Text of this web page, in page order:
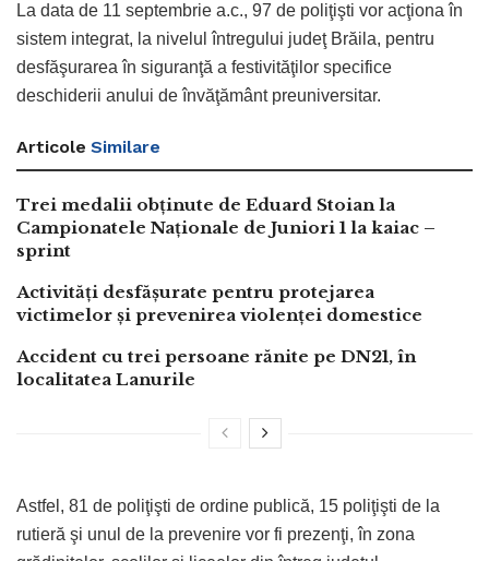
La data de 11 septembrie a.c., 97 de poliţişti vor acţiona în
sistem integrat, la nivelul întregului judeţ Brăila, pentru
desfăşurarea în siguranţă a festivităţilor specifice
deschiderii anului de învăţământ preuniversitar.
Articole Similare
Trei medalii obținute de Eduard Stoian la
Campionatele Naționale de Juniori 1 la kaiac –
sprint
Activități desfășurate pentru protejarea
victimelor și prevenirea violenței domestice
Accident cu trei persoane rănite pe DN21, în
localitatea Lanurile
Astfel, 81 de poliţişti de ordine publică, 15 poliţişti de la
rutieră şi unul de la prevenire vor fi prezenţi, în zona